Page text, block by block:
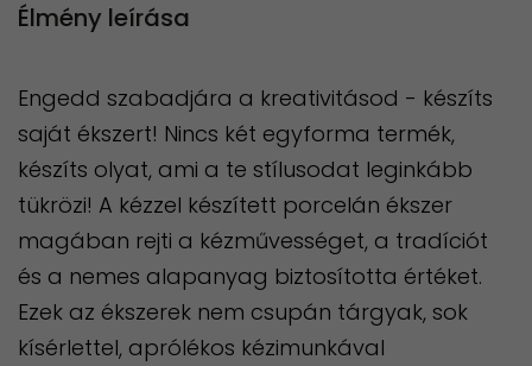
Élmény leírása
Engedd szabadjára a kreativitásod - készíts
saját ékszert! Nincs két egyforma termék,
készíts olyat, ami a te stílusodat leginkább
tükrözi! A kézzel készített porcelán ékszer
magában rejti a kézművességet, a tradíciót
és a nemes alapanyag biztosította értéket.
Ezek az ékszerek nem csupán tárgyak, sok
kísérlettel, aprólékos kézimunkával